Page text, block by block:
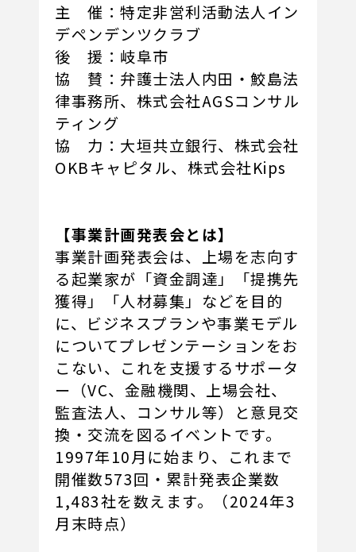
主 催：特定非営利活動法人イン
デペンデンツクラブ
後 援：岐阜市
協 賛：弁護士法人内田・鮫島法
律事務所、株式会社AGSコンサル
ティング
協 力：大垣共立銀行、株式会社
OKBキャピタル、株式会社Kips
【事業計画発表会とは】
事業計画発表会は、上場を志向す
る起業家が「資金調達」「提携先
獲得」「人材募集」などを目的
に、ビジネスプランや事業モデル
についてプレゼンテーションをお
こない、これを支援するサポータ
ー（VC、金融機関、上場会社、
監査法人、コンサル等）と意見交
換・交流を図るイベントです。
1997年10月に始まり、これまで
開催数573回・累計発表企業数
1,483社を数えます。（2024年3
月末時点）